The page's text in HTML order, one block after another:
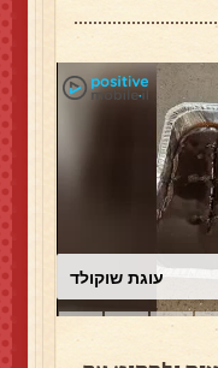
עוגת שוקולד